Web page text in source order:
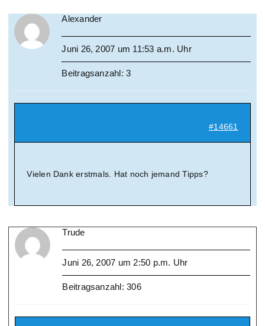
Alexander
Juni 26, 2007 um 11:53 a.m. Uhr
Beitragsanzahl: 3
#14661
Vielen Dank erstmals. Hat noch jemand Tipps?
Trude
Juni 26, 2007 um 2:50 p.m. Uhr
Beitragsanzahl: 306